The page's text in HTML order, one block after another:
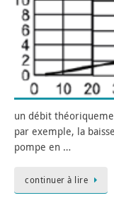
un débit
par exemple, la
pompe en …
continuer à lire